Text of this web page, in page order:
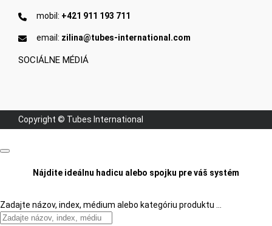
mobil: +421 911 193 711
email: zilina@tubes-international.com
SOCIÁLNE MÉDIÁ
Copyright © Tubes International
Nájdite ideálnu hadicu alebo spojku pre váš systém
Zadajte názov, index, médium alebo kategóriu produktu …